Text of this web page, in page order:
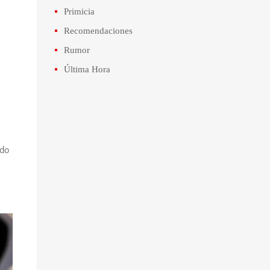
Primicia
Recomendaciones
Rumor
Última Hora